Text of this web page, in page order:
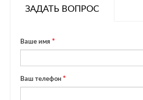
ЗАДАТЬ ВОПРОС
Ваше имя
Ваш телефон